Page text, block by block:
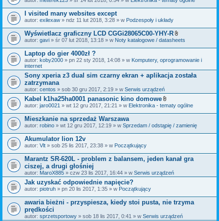
c
z
i
i
I visited many websites except
autor: exilexaw » ndz 11 lut 2018, 3:28 » w Podzespoły i układy
Wyświetlacz graficzny LCD CGGi28065C00-YHY-R
Z
ł
c
n
i
autor: gavi » śr 07 lut 2018, 13:18 » w Noty katalogowe / datasheets
Laptop do gier 4000zł ?
autor: koby2000 » pn 22 sty 2018, 14:08 » w Komputery, oprogramowanie i
internet
Sony xperia z3 dual sim czarny ekran + aplikacja została
zatrzymana
autor: centos » sob 30 gru 2017, 2:19 » w Serwis urządzeń
Kabel k1ha25ha0001 panasonic kino domowe
Z
ł
c
z
i
autor: jaro0021 » wt 12 gru 2017, 21:21 » w Elektronika - tematy ogólne
Mieszkanie na sprzedaż Warszawa
autor: robino » wt 12 gru 2017, 12:19 » w Sprzedam / odstąpię / zamienię
Akumulator lion 12v
autor: Vlt » sob 25 lis 2017, 23:38 » w Początkujący
Marantz SR-620L - problem z balansem, jeden kanał gra
ciszej, a drugi głośniej
autor: MaroX885 » czw 23 lis 2017, 16:44 » w Serwis urządzeń
Jak uzyskać odpowiednie napięcie?
autor: piotruh » pn 20 lis 2017, 1:35 » w Początkujący
awaria bieżni - przyspiesza, kiedy stoi pusta, nie trzyma
prędkości
autor: sprzetsportowy » sob 18 lis 2017, 0:41 » w Serwis urządzeń